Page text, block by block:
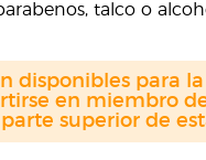
talco o
disponibles para
en miembro
superior de